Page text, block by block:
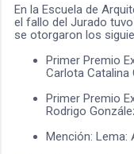
En la Escuela de
el fallo del Jurado tuvo
se otorgaron los
Primer Premio
Carlota Catalina
Primer Premio
Rodrigo
Mención: Lema: